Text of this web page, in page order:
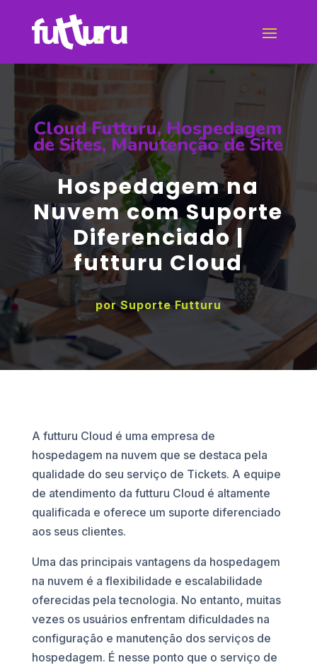
Cloud Futturu,Hospedagem
de Sites, Manutenção de Site
Hospedagem na
Nuvem com Suporte
Diferenciado |
futturu Cloud
porSuporte Futturu
A futturu Cloud é uma empresa de
hospedagem na nuvem que se destaca pela
qualidade do seu serviço de Tickets. A equipe
de atendimento da futturu Cloud é altamente
qualificada e oferece um suporte diferenciado
aos seus clientes.
Uma das principais vantagens da hospedagem
na nuvem é a flexibilidade e escalabilidade
oferecidas pela tecnologia. No entanto, muitas
vezes os usuários enfrentam dificuldades na
configuração e manutenção dos serviços de
hospedagem. É nesse ponto que o serviço de